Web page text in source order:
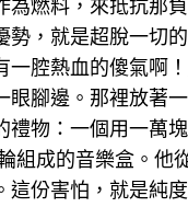
為燃料，來抵抗那
勢，就是超脫一切
一腔熱血的傻氣啊
眼腳邊。那裡放著
禮物：一個用一萬
組成的音樂盒。他
這份害怕，就是純